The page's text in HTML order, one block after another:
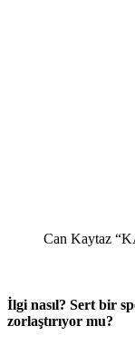
Can Kaytaz
İlgi nasıl? Sert bir
zorlaştırıyor mu?